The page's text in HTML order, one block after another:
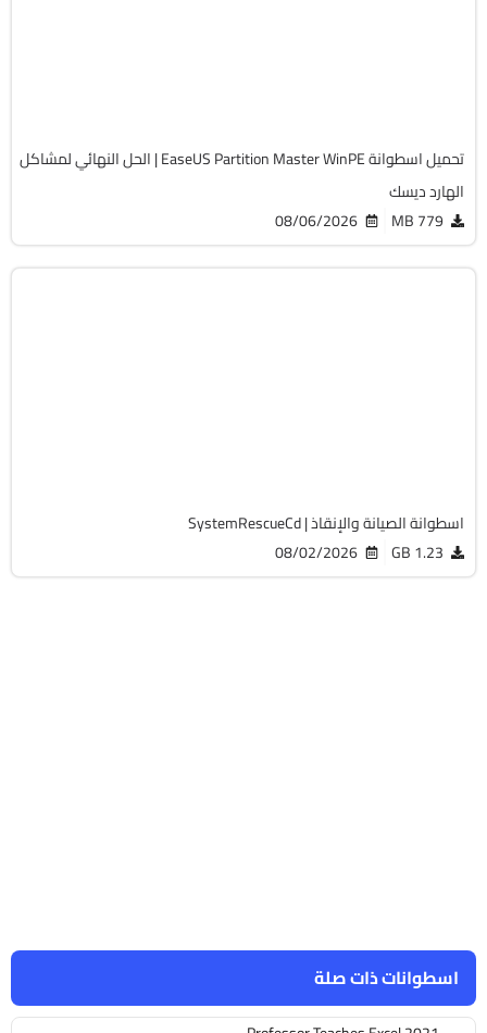
اسطوانات ذات صلة
تحميل اسطوانة EaseUS Partition Master WinPE | الحل النهائي لمشاكل
الهارد ديسك
779 MB
08/06/2026
اسطوانة الصيانة والإنقاذ | SystemRescueCd
1.23 GB
08/02/2026